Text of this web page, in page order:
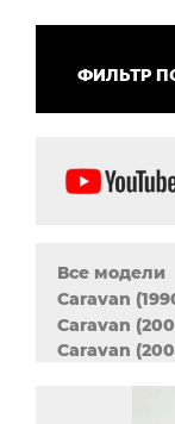
ФИЛЬТР
Все модели
Caravan
Caravan
Caravan